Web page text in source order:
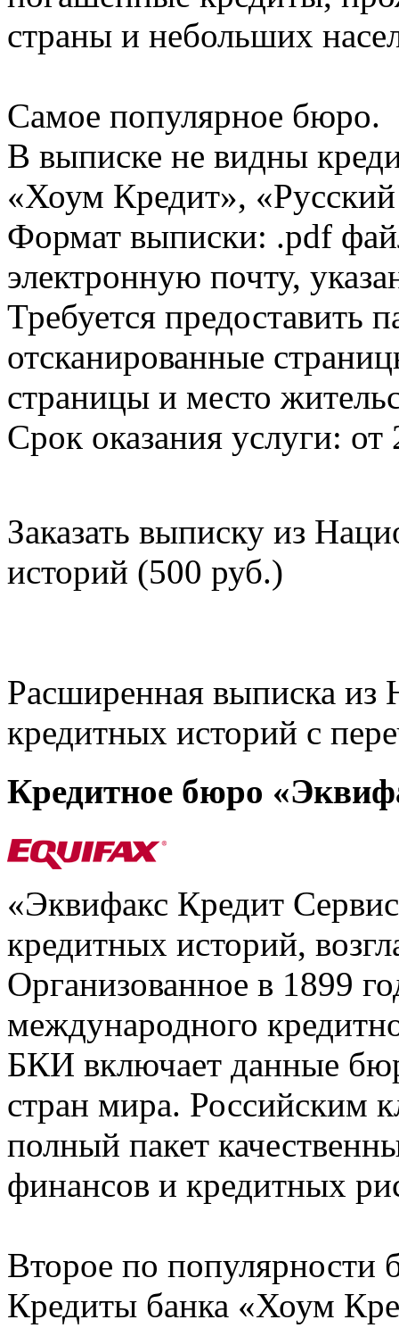
страны и небольших
Самое популярное бюро.
В выписке не видны
«Хоум Кредит»,
Формат выписки: .pdf
электронную почту,
Требуется предоставить
отсканированные
страницы и место
Срок оказания услуги: от
Заказать выписку из
историй (500 руб.)
Расширенная выписка из
кредитных историй с
Кредитное бюро
«Эквифакс Кредит
кредитных историй,
Организованное в 1899
международного
БКИ включает данные
стран мира. Российским
полный пакет
финансов и кредитных
Второе по популярности
Кредиты банка «Хоум